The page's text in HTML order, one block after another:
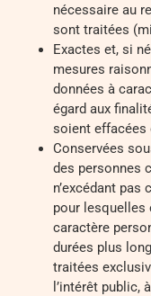
nécessaire au
sont traitées
Exactes et, si
mesures
données à
égard aux
soient effacées
Conservées
des personnes
n’excédant
pour lesquelles
caractère
durées plus
traitées
l’intérêt public,